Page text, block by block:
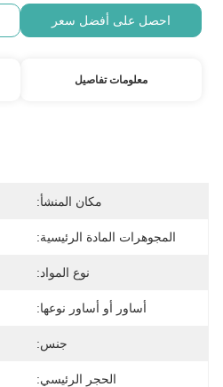
احصل على أفضل سعر
معلومات تفاصيل
مكان المنشأ:
المجوهرات المادة الرئيسية:
نوع المواد:
أساور أو أساور نوعها:
جنس:
الحجر الرئيسي: